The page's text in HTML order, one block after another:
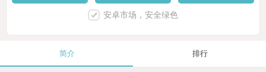
安卓市场，安全绿色
简介 排行